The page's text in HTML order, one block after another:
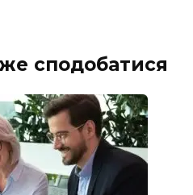
сподобатися